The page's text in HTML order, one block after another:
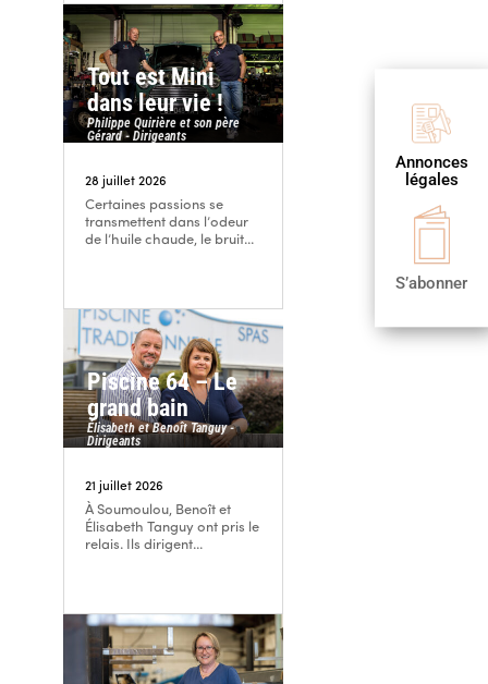
Annonces
légales
S’abonner
Tout est Mini
dans leur vie !
Philippe Quirière et son père
Gérard - Dirigeants
28 juillet 2026
Certaines passions se
transmettent dans l’odeur
de l’huile chaude, le bruit...
Piscine 64 – Le
grand bain
Élisabeth et Benoît Tanguy -
Dirigeants
21 juillet 2026
À Soumoulou, Benoît et
Élisabeth Tanguy ont pris le
relais. Ils dirigent...

Publier
une annonce

S’abonner